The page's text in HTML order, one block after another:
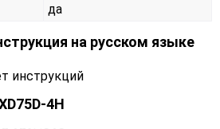
да
на русском языке
инструкций
4H